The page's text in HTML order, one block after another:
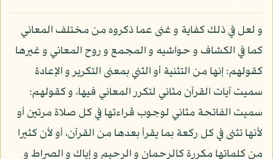
و لعل في ذلك كفاية و غنى عما ذكروه من مختلف المعاني
كما في الكشاف و حواشيه و المجمع و روح المعاني و غيرها
كقولهم: إنها من التثنية أو الثني بمعنى التكرير و الإعادة
سميت آيات القرآن مثاني لتكرر المعاني فيها، و كقولهم:
سميت الفاتحة مثاني لوجوب قراءتها في كل صلاة مرتين أو
لأنها تثنى في كل ركعة بما يقرأ بعدها من القرآن، أو لأن كثيرا
من كلماتها مكررة كالرحمان و الرحيم و إياك و الصراط و